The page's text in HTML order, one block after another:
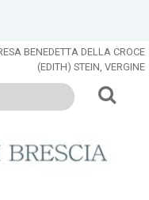
BENEDETTA DELLA CROCE
(EDITH) STEIN, VERGINE